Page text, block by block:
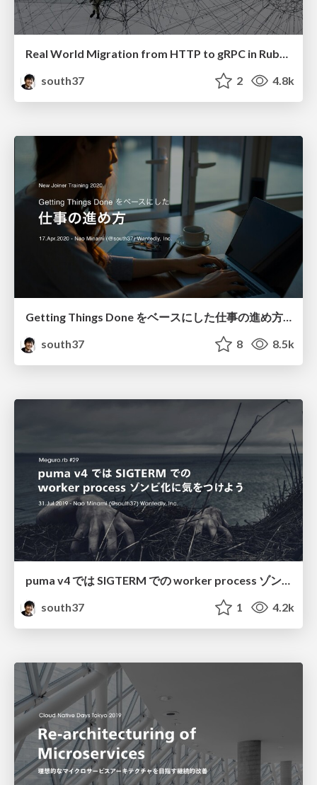
south37
2 4.8k
Getting Things Done をベースにした仕事の進め方 / How to Work with Getting Things Done
south37
8 8.5k
puma v4 では SIGTERM での worker process ゾンビ化に気をつけよう / Be aware of zombie processes in puma v4
south37
1 4.2k